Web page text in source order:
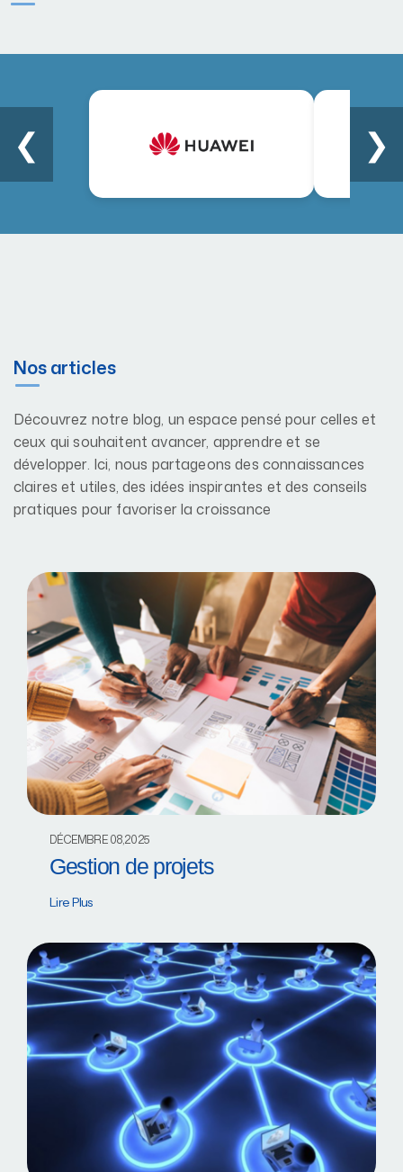
❮ ❯
Nos articles
Découvrez notre blog, un espace pensé pour celles et
ceux qui souhaitent avancer, apprendre et se
développer. Ici, nous partageons des connaissances
claires et utiles, des idées inspirantes et des conseils
pratiques pour favoriser la croissance
DÉCEMBRE 08,2025
Gestion de projets
Lire Plus